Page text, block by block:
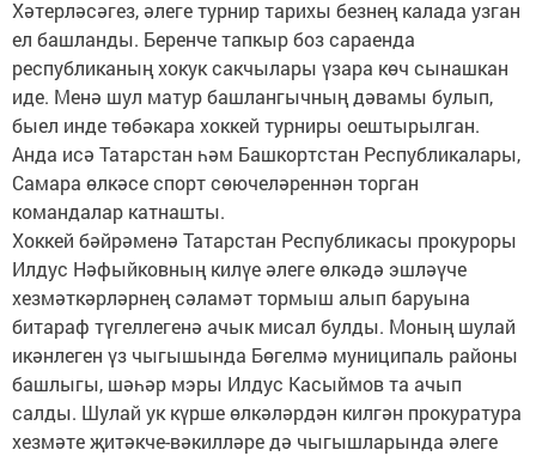
Хәтерләсәгез, әлеге турнир тарихы безнең калада узган
ел башланды. Беренче тапкыр боз сараенда
республиканың хокук сакчылары үзара көч сынашкан
иде. Менә шул матур башлангычның дәвамы булып,
быел инде төбәкара хоккей турниры оештырылган.
Анда исә Татарстан һәм Башкортстан Республикалары,
Самара өлкәсе спорт сөючеләреннән торган
командалар катнашты.
Хоккей бәйрәменә Татарстан Республикасы прокуроры
Илдус Нәфыйковның килүе әлеге өлкәдә эшләүче
хезмәткәрләрнең сәламәт тормыш алып баруына
битараф түгеллегенә ачык мисал булды. Моның шулай
икәнлеген үз чыгышында Бөгелмә муниципаль районы
башлыгы, шәһәр мэры Илдус Касыймов та ачып
салды. Шулай ук күрше өлкәләрдән килгән прокуратура
хезмәте җитәкче-вәкилләре дә чыгышларында әлеге